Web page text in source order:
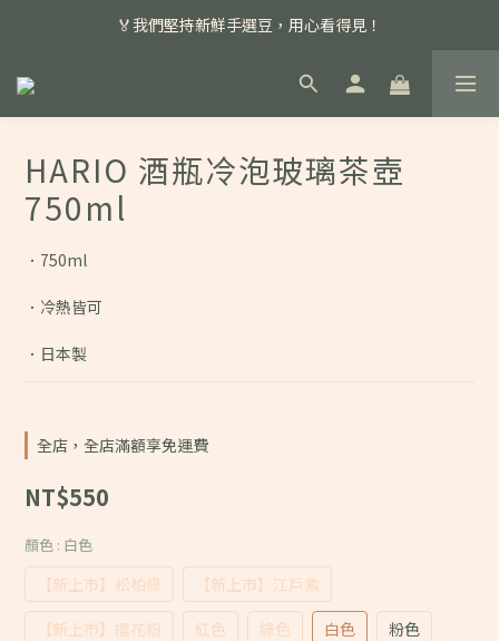
📣 本月主打特殊處理咖啡豆，任選超優惠！
🏅我們堅持新鮮手選豆，用心看得見！
📣 📣 新加入會員即享百元購物金，消費滿額再享免運費！
HARIO 酒瓶冷泡玻璃茶壺
750ml
．750ml
．冷熱皆可
．日本製
全店，全店滿額享免運費
NT$550
顏色 : 白色
【新上市】松柏綠
【新上市】江戶紫
【新上市】櫻花粉
紅色 綠色 白色
粉色